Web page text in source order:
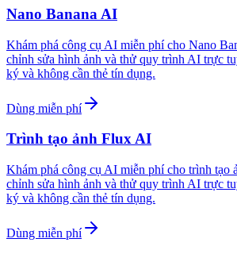
Nano Banana AI
Khám phá công cụ AI miễn phí cho Nano
chỉnh sửa hình ảnh và thử quy trình AI trực
ký và không cần thẻ tín dụng.
Dùng miễn phí
Trình tạo ảnh Flux AI
Khám phá công cụ AI miễn phí cho trình tạo
chỉnh sửa hình ảnh và thử quy trình AI trực
ký và không cần thẻ tín dụng.
Dùng miễn phí